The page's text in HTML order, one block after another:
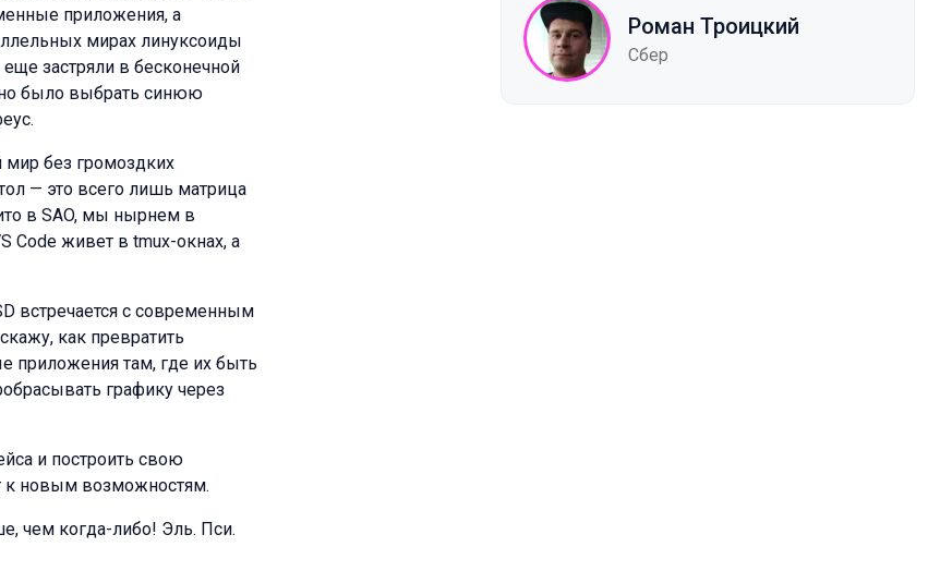
приложения, а
мирах линуксоиды
застряли в бесконечной
было выбрать синюю
мир без громоздких
— это всего лишь матрица
в SAO, мы нырнем в
Code живет в tmux-окнах, а
встречается с современным
как превратить
приложения там, где их быть
графику через
и построить свою
к новым возможностям.
чем когда-либо! Эль. Пси.
Роман Троицкий
Сбер